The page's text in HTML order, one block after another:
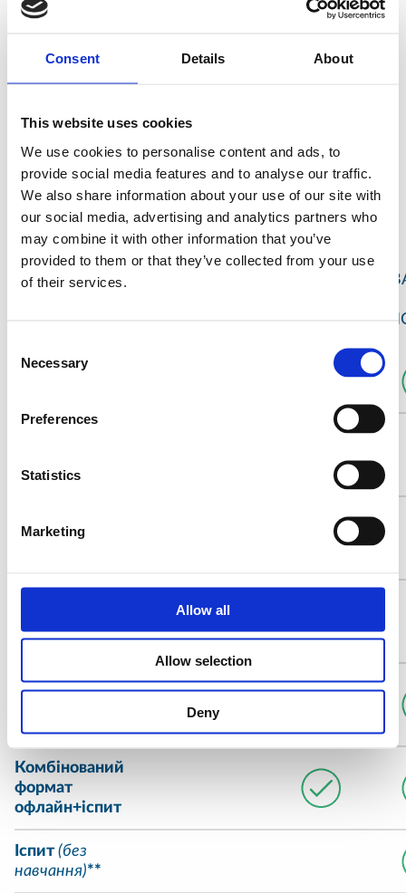
Consent Details About
This website uses cookies
We use cookies to personalise content and ads, to
provide social media features and to analyse our traffic.
We also share information about your use of our site with
our social media, advertising and analytics partners who
may combine it with other information that you’ve
provided to them or that they’ve collected from your use
of their services.
Selection
Necessary
Preferences
Statistics
Marketing
Allow all
Allow selection
Deny
Ви можете вирішити, який варіант навчання та
Комплексному пакеті надається все необхідне,
аби ви могли навчатися онлайн і офлайн,
записатися на іспит, скласти іспит і отримати
сертифікат протягом 6 місяців.
ДОСТУП
Комплексний
онлайн
виключно
онлайн+офлайн
Комбінований
Комбінований
формат
офлайн+іспит
Іспит(без
навчання)**